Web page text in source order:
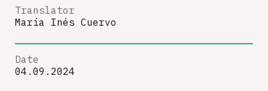
Translator
Maria Inés Cuervo
Date
04.09.2024